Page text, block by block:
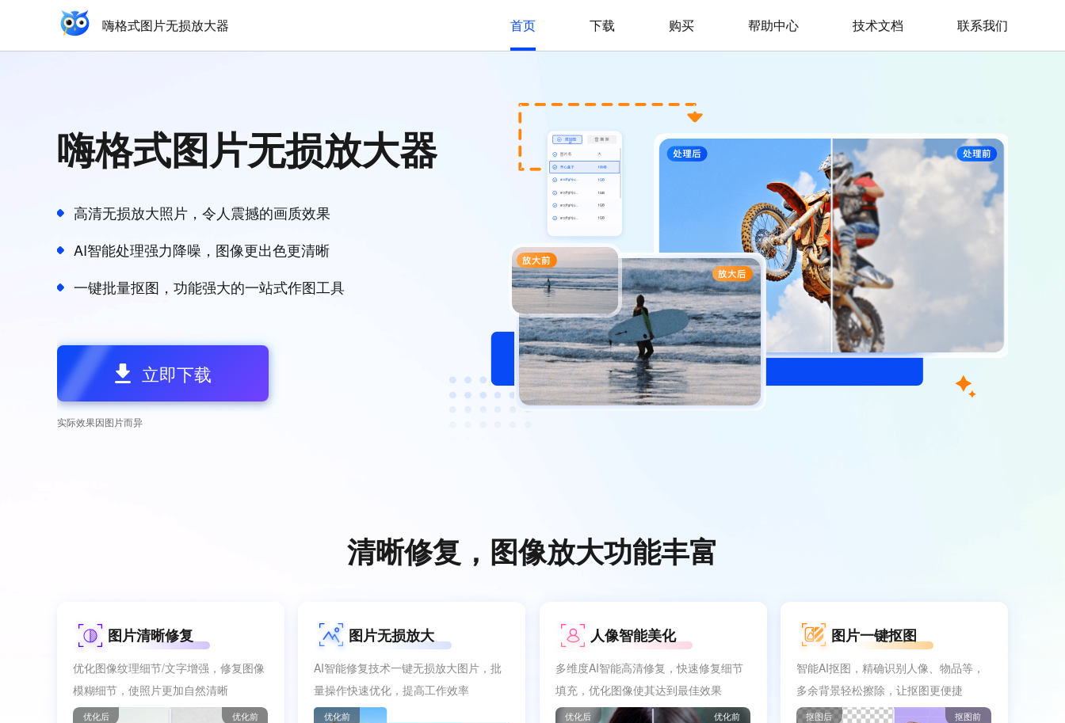
嗨格式图片无损放大器 首页 下载 购买 帮助中心 技术文档 联系我们
嗨格式图片无损放大器
高清无损放大照片，令人震撼的画质效果
AI智能处理强力降噪，图像更出色更清晰
一键批量抠图，功能强大的一站式作图工具
立即下载
实际效果因图片而异
清晰修复，图像放大功能丰富
图片清晰修复
优化图像纹理细节/文字增强，修复图像
模糊细节，使照片更加自然清晰
优化前
优化后
图片无损放大
AI智能修复技术一键无损放大图片，批
量操作快速优化，提高工作效率
优化前
人像智能美化
多维度AI智能高清修复，快速修复细节
填充，优化图像使其达到最佳效果
优化前
优化后
图片一键抠图
智能AI抠图，精确识别人像、物品等，
多余背景轻松擦除，让抠图更便捷
抠图前
抠图后